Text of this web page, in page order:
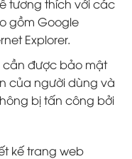
tương thích với các
gồm Google
Explorer.
cần được bảo mật
của người dùng và
bị tấn công bởi
kế trang web